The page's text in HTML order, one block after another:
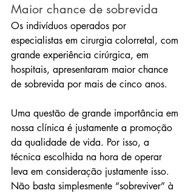
Maior chance de sobrevida
Os indivíduos operados por
especialistas em cirurgia colorretal, com
grande experiência cirúrgica, em
hospitais, apresentaram maior chance
de sobrevida por mais de cinco anos.
Uma questão de grande importância em
nossa clínica é justamente a promoção
da qualidade de vida. Por isso, a
técnica escolhida na hora de operar
leva em consideração justamente isso.
Não basta simplesmente “sobreviver” à